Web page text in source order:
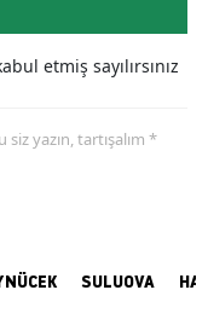
etmiş sayılırsınız
yazın, tartışalım *
SULUOVA